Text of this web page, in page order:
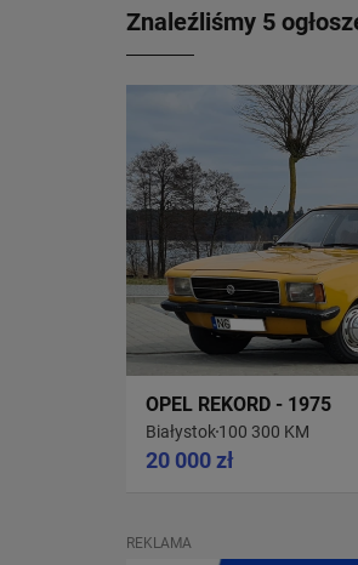
Znaleźliśmy 5
OPEL REKORD - 1975
Białystok100 300 KM
20 000 zł
REKLAMA